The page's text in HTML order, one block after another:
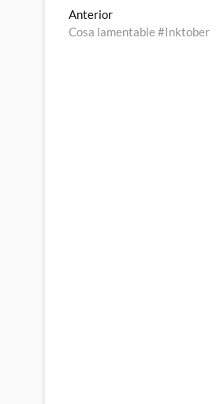
Navegación
de
AnteriorEntrada
anterior:
Cosa lamentable #Inktober